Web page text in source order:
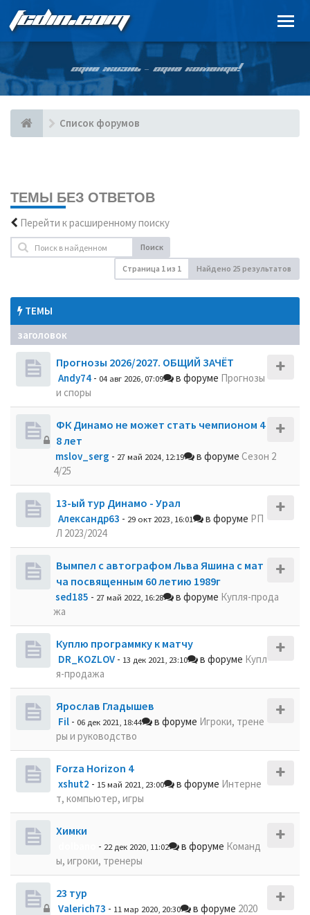
FCDIN.COM
ОДНА ЖИЗНЬ – ОДНА КОМАНДА!
Список форумов
ТЕМЫ БЕЗ ОТВЕТОВ
Перейти к расширенному поиску
Поиск
Страница 1из 1 Найдено 25 результатов
ТЕМЫ
заголовок
Прогнозы 2026/2027. ОБЩИЙ ЗАЧЁТ
Andy74 - 04 авг 2026, 07:09 в форуме Прогнозы
и споры
ФК Динамо не может стать чемпионом 4
8 лет
mslov_serg - 27 май 2024, 12:19 в форуме Сезон 2
4/25
13-ый тур Динамо - Урал
Александр63 - 29 окт 2023, 16:01 в форуме РП
Л 2023/2024
Вымпел с автографом Льва Яшина с мат
ча посвященным 60 летию 1989г
sed185 - 27 май 2022, 16:28 в форуме Купля-прода
жа
Куплю программку к матчу
DR_KOZLOV - 13 дек 2021, 23:10 в форуме Купл
я-продажа
Ярослав Гладышев
Fil - 06 дек 2021, 18:44 в форуме Игроки, трене
ры и руководство
Forza Horizon 4
xshut2 - 15 май 2021, 23:00 в форуме Интерне
т, компьютер, игры
Химки
- 22 дек 2020, 11:02 в форуме Команд
ы, игроки, тренеры
23 тур
Valerich73 - 11 мар 2020, 20:30 в форуме 2020